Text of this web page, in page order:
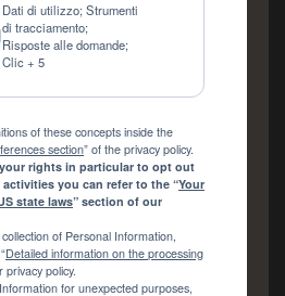
Dati di utilizzo; Strumenti
di tracciamento;
Risposte alle domande;
Clic + 5
of these concepts inside the
section” of the privacy policy.
rights in particular to opt out
you can refer to the “Your
state laws” section of our
of Personal Information,
Detailed information on the processing
privacy policy.
for unexpected purposes,